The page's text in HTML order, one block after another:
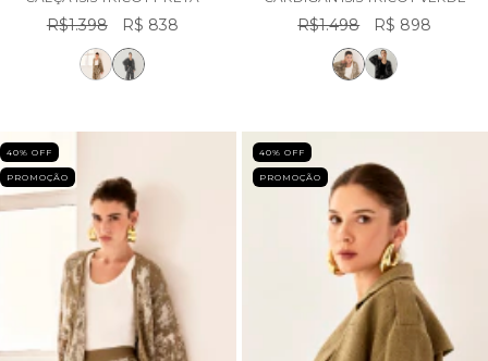
R$1.398 R$ 838 R$1.498 R$ 898
40% OFF
PROMOÇÃO
40% OFF
PROMOÇÃO